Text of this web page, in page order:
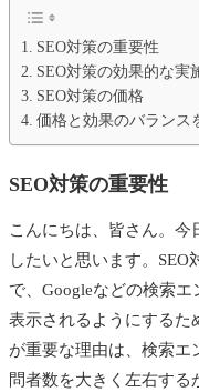
SEO対策の重要性
SEO対策の効果的な実
SEO対策の価格
価格と効果のバランス
SEO対策の重要性
こんにちは、皆さん。今
したいと思います。
で、Googleなどの検索
表示されるようにするた
が重要な理由は、検索エ
問者数を大きく左右する